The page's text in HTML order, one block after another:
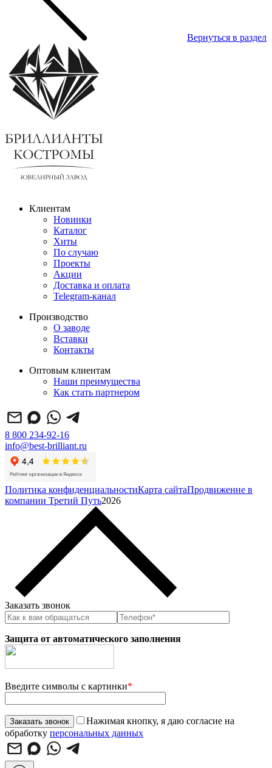
Вернуться в раздел
Клиентам
Новинки
Каталог
Хиты
По случаю
Проекты
Акции
Доставка и оплата
Telegram-канал
Производство
О заводе
Вставки
Контакты
Оптовым клиентам
Наши преимущества
Как стать партнером
8 800 234-92-16
info@best-brilliant.ru
Политика конфиденциальностиКарта сайтаПродвижение в
компании Третий Путь2026
Заказать звонок
Защита от автоматического заполнения
Введите символы с картинки*
Нажимая кнопку, я даю согласие на
обработку персональных данных